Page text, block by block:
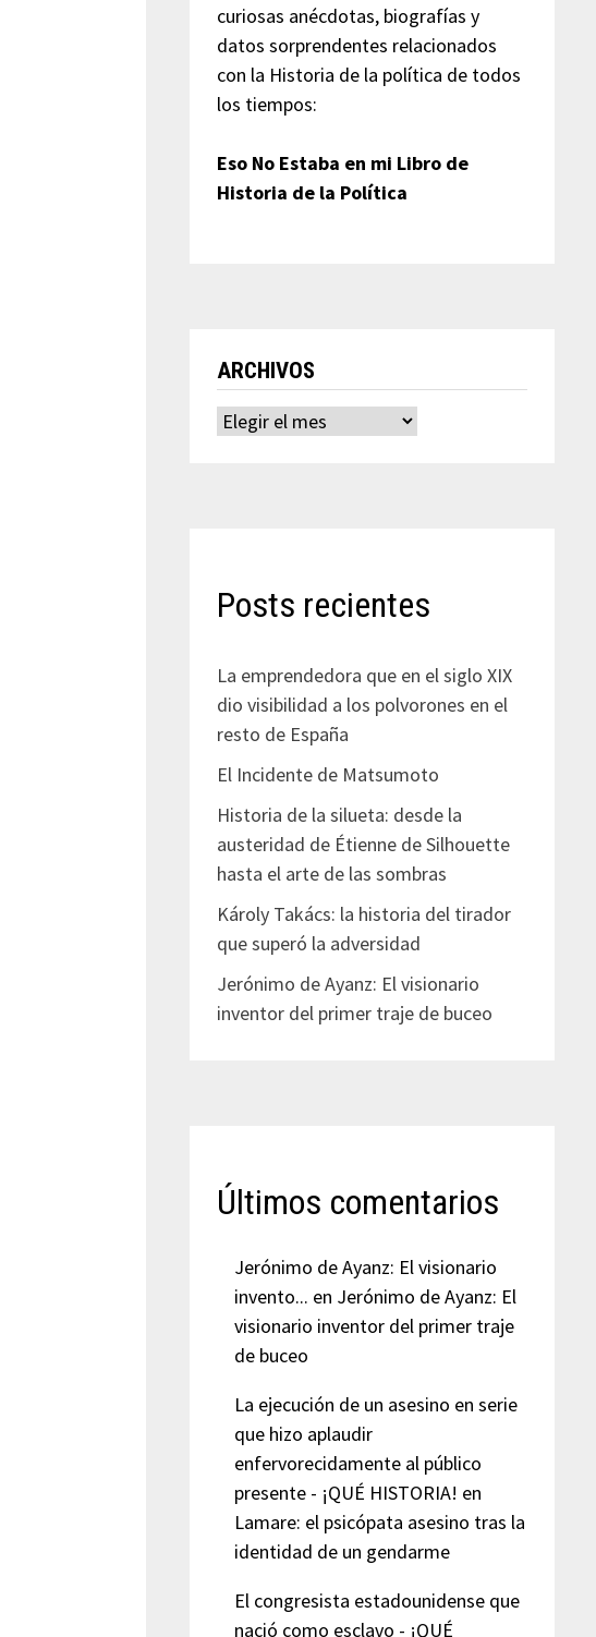
curiosas anécdotas, biografías y
datos sorprendentes relacionados
con la Historia de la política de todos
los tiempos:
Eso No Estaba en mi Libro de
Historia de la Política
ARCHIVOS
Archivos
Posts recientes
La emprendedora que en el siglo XIX
dio visibilidad a los polvorones en el
resto de España
El Incidente de Matsumoto
Historia de la silueta: desde la
austeridad de Étienne de Silhouette
hasta el arte de las sombras
Károly Takács: la historia del tirador
que superó la adversidad
Jerónimo de Ayanz: El visionario
inventor del primer traje de buceo
Últimos comentarios
Jerónimo de Ayanz: El visionario
invento... en Jerónimo de Ayanz: El
visionario inventor del primer traje
de buceo
La ejecución de un asesino en serie
que hizo aplaudir
enfervorecidamente al público
presente - ¡QUÉ HISTORIA! en
Lamare: el psicópata asesino tras la
identidad de un gendarme
El congresista estadounidense que
nació como esclavo - ¡QUÉ